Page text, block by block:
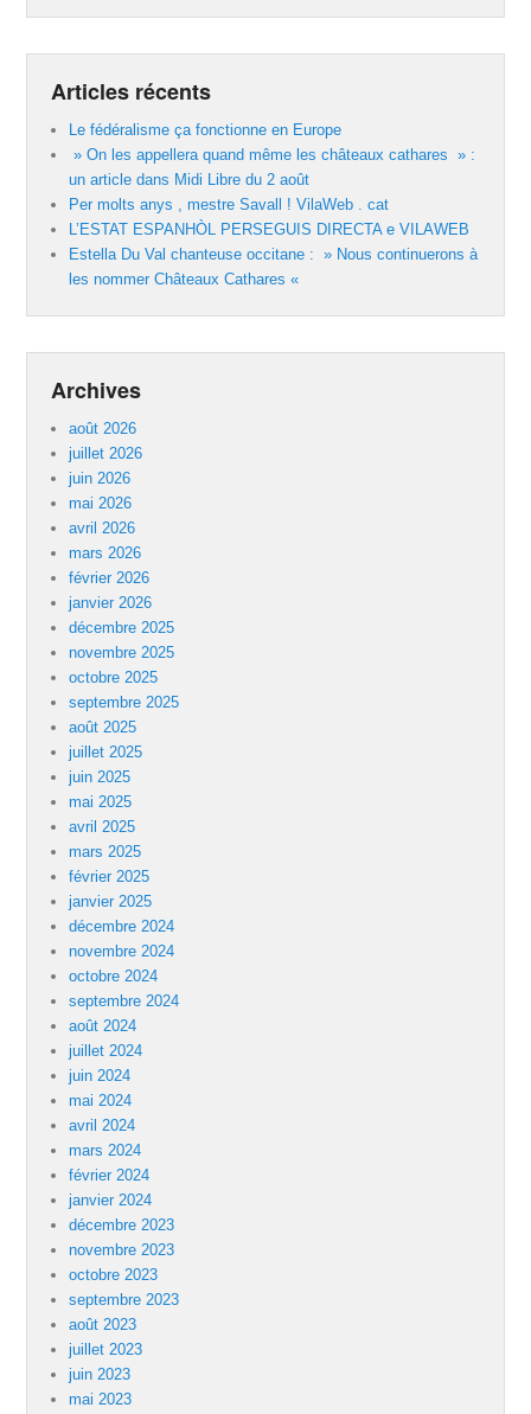
Articles récents
Le fédéralisme ça fonctionne en Europe
» On les appellera quand même les châteaux cathares » :
un article dans Midi Libre du 2 août
Per molts anys , mestre Savall ! VilaWeb . cat
L’ESTAT ESPANHÒL PERSEGUIS DIRECTA e VILAWEB
Estella Du Val chanteuse occitane : » Nous continuerons à
les nommer Châteaux Cathares «
Archives
août 2026
juillet 2026
juin 2026
mai 2026
avril 2026
mars 2026
février 2026
janvier 2026
décembre 2025
novembre 2025
octobre 2025
septembre 2025
août 2025
juillet 2025
juin 2025
mai 2025
avril 2025
mars 2025
février 2025
janvier 2025
décembre 2024
novembre 2024
octobre 2024
septembre 2024
août 2024
juillet 2024
juin 2024
mai 2024
avril 2024
mars 2024
février 2024
janvier 2024
décembre 2023
novembre 2023
octobre 2023
septembre 2023
août 2023
juillet 2023
juin 2023
mai 2023